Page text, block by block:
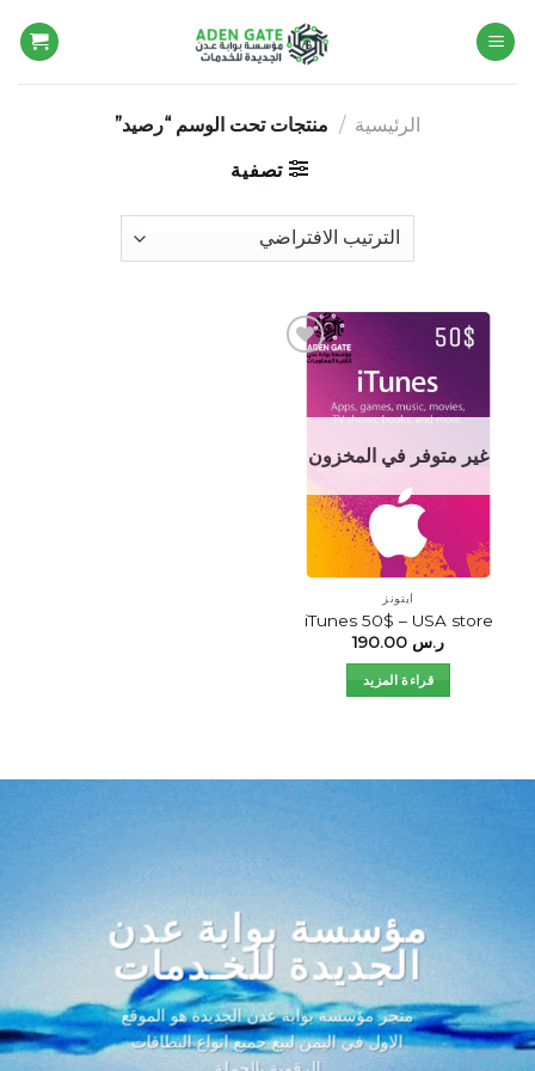
الرئيسية / منتجات تحت الوسم “رصيد”
تصفية
غير متوفر في المخزون
ايتونز
iTunes 50$ – USA store
ر.س
قراءة المزيد
مؤسسة بوابة عدن
الجديدة للخـدمات
متجر مؤسسة بوابة عدن الجديدة هو الموقع
الاول في اليمن لبيع جميع انواع البطاقات